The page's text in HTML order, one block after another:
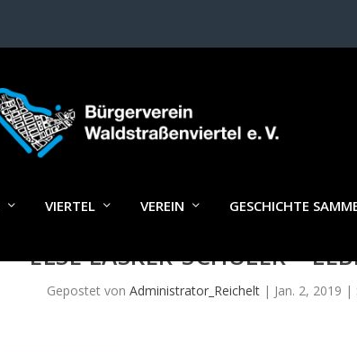
VIERTEL VEREIN GESCHICHTE
ELSE LASKER-SCHÜLER –
Gepostet vonAdministrator_Reichelt | Jan. 2, 2019 |